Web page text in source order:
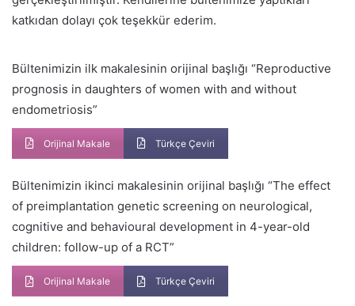
katkıdan dolayı çok teşekkür ederim.
Bültenimizin ilk makalesinin orijinal başlığı “Reproductive
prognosis in daughters of women with and without
endometriosis”
Orijinal Makale Türkçe Çeviri
Bültenimizin ikinci makalesinin orijinal başlığı “The effect
of preimplantation genetic screening on neurological,
cognitive and behavioural development in 4-year-old
children: follow-up of a RCT”
Orijinal Makale Türkçe Çeviri